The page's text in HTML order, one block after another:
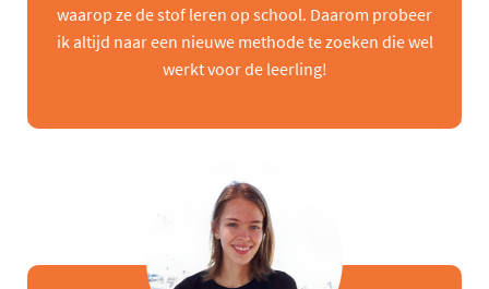
waarop ze de stof leren op school. Daarom probeer
ik altijd naar een nieuwe methode te zoeken die wel
werkt voor de leerling!